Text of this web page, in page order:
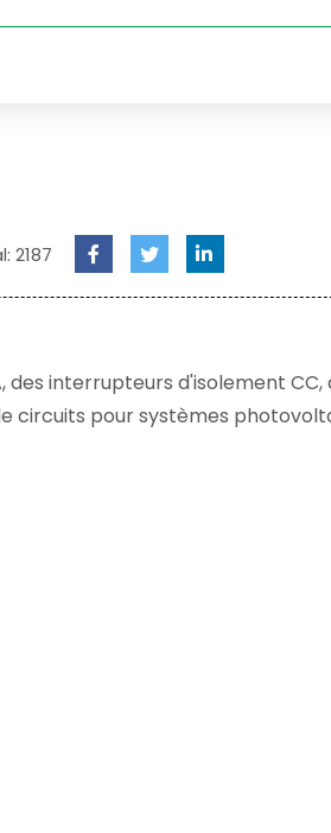
2187
interrupteurs d'isolement CC,
circuits pour systèmes